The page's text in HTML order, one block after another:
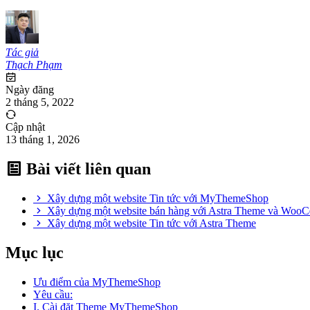
Tác giả
Thạch Phạm
Ngày đăng
2 tháng 5, 2022
Cập nhật
13 tháng 1, 2026
Bài viết liên quan
Xây dựng một website Tin tức với MyThemeShop
Xây dựng một website bán hàng với Astra Theme và
Xây dựng một website Tin tức với Astra Theme
Mục lục
Ưu điểm của MyThemeShop
Yêu cầu:
I. Cài đặt Theme MyThemeShop